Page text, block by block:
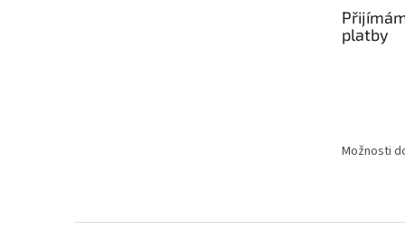
platby
Možnosti